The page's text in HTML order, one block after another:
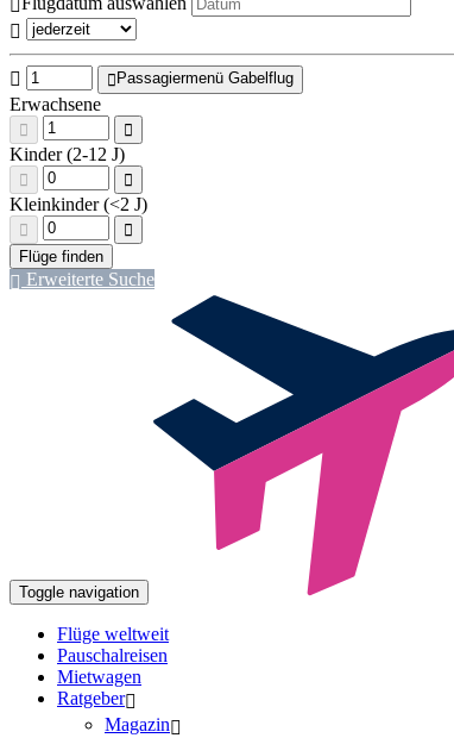
Passagiermenü Gabelflug
Erwachsene
Kinder (2-12 J)
Kleinkinder (<2 J)
Erweiterte Suche
Toggle navigation
Flüge weltweit
Pauschalreisen
Mietwagen
Ratgeber
Magazin